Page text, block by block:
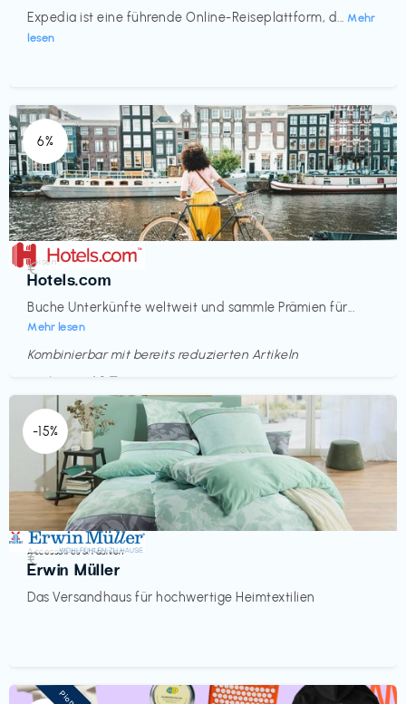
Expedia ist eine führende Online-Reiseplattform, d... Mehr
lesen
6%
Reisen
Hotels.com
Buche Unterkünfte weltweit und sammle Prämien für...
Mehr lesen
€‎
Kombinierbar mit bereits reduzierten Artikeln
Endet in
<60 Tagen
-15%
Accessoires & Fashion
Erwin Müller
Das Versandhaus für hochwertige Heimtextilien
€‎